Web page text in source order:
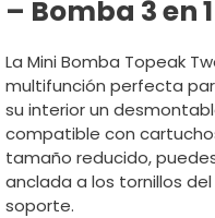
– Bomba 3 en 1
La Mini Bomba Topeak
multifunción perfecta
su interior un
compatible con
tamaño reducido,
anclada a los tornillos
soporte.